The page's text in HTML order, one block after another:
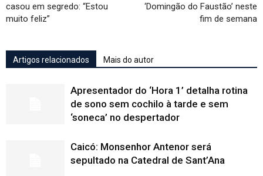
casou em segredo: “Estou
muito feliz”
‘Domingão do Faustão’ neste
fim de semana
Artigos relacionados Mais do autor
Apresentador do ‘Hora 1’ detalha rotina
de sono sem cochilo à tarde e sem
‘soneca’ no despertador
Caicó: Monsenhor Antenor será
sepultado na Catedral de Sant’Ana